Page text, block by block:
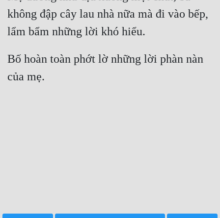
không đập cây lau nhà nữa mà đi vào bếp,
lẩm bẩm những lời khó hiểu.
Bố hoàn toàn phớt lờ những lời phàn nàn
của mẹ.